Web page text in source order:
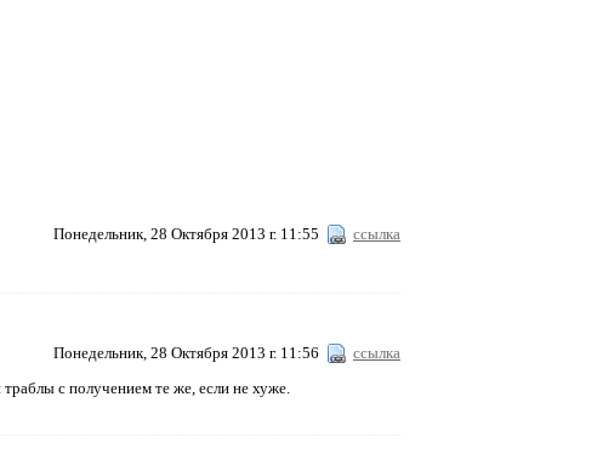
Понедельник, 28 Октября 2013 г. 11:55 ссылка
Понедельник, 28 Октября 2013 г. 11:56 ссылка
с получением те же, если не хуже.